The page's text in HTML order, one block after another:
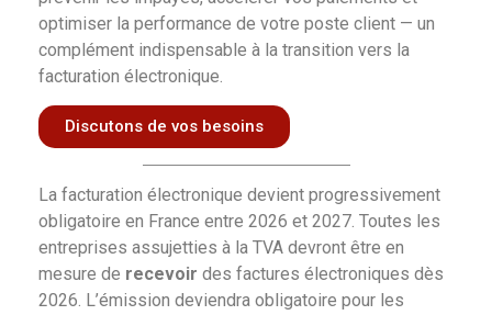
optimiser la performance de votre poste client — un
complément indispensable à la transition vers la
facturation électronique.
Discutons de vos besoins
La facturation électronique devient progressivement
obligatoire en France entre 2026 et 2027. Toutes les
entreprises assujetties à la TVA devront être en
mesure de recevoir des factures électroniques dès
2026. L’émission deviendra obligatoire pour les